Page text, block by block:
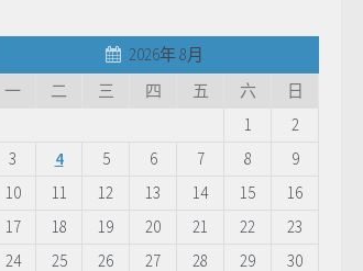
2026年 8月
一
二 三 四 五 六
日
1
2
3
4 5 6 7 8
9
10
11 12 13 14 15
16
17
18 19 20 21 22
23
24
25 26 27 28 29
30